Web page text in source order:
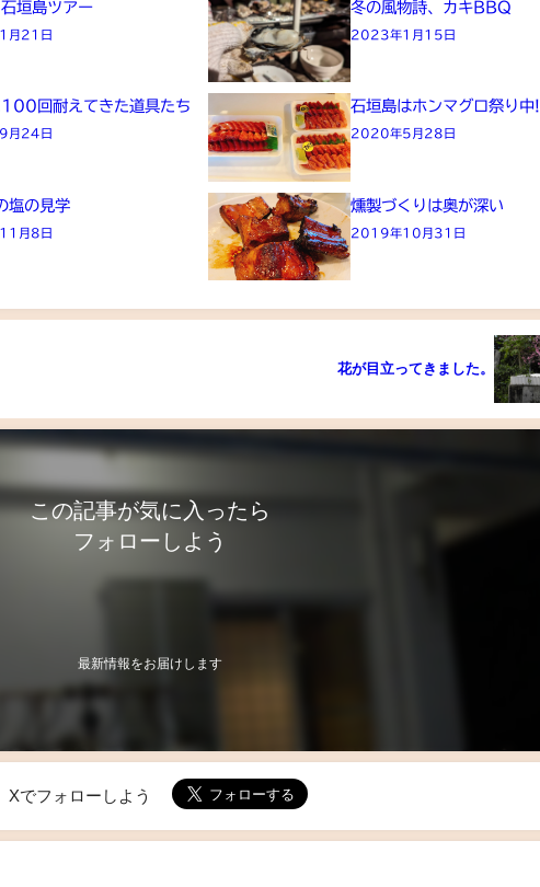
垣島ツアー
月21日
冬の風物詩、カキBBQ
2023年1月15日
回耐えてきた道具たち
月24日
石垣島はホンマグロ祭り中!
2020年5月28日
塩の見学
月8日
燻製づくりは奥が深い
2019年10月31日
花が目立ってきました。
この記事が気に入ったら
フォローしよう
最新情報をお届けします
Xでフォローしよう